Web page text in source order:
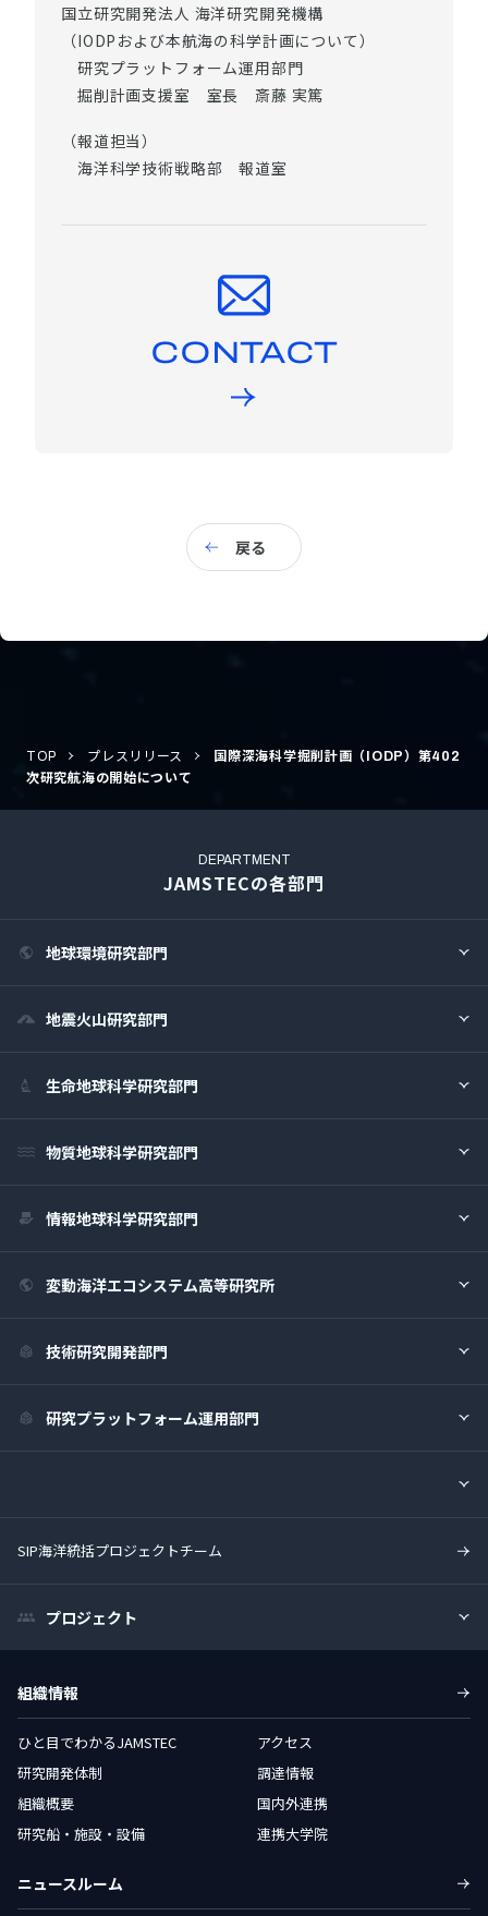
国立研究開発法人 海洋研究開発機構
（IODPおよび本航海の科学計画について）
研究プラットフォーム運用部門
掘削計画支援室 室長 斎藤 実篤
（報道担当）
海洋科学技術戦略部 報道室
CONTACT
戻る
TOP プレスリリース
国際深海科学掘削計画（IODP）第402
次研究航海の開始について